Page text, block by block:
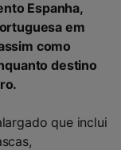
Espanha,
em
como
destino
que inclui